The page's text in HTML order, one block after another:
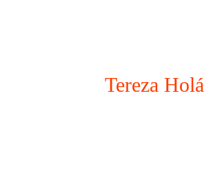
Tereza Holá